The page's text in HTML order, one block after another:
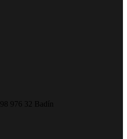
976 32 Badín